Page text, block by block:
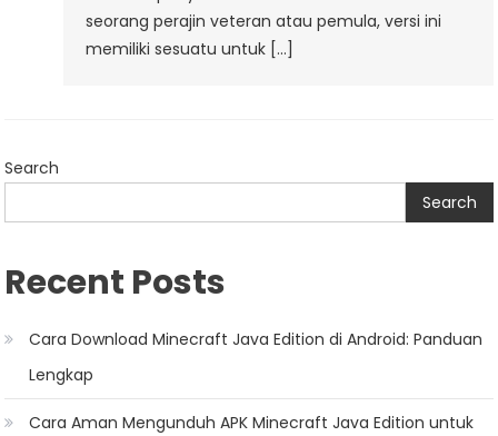
seorang perajin veteran atau pemula, versi ini
memiliki sesuatu untuk […]
Search
Search
Recent Posts
Cara Download Minecraft Java Edition di Android: Panduan
Lengkap
Cara Aman Mengunduh APK Minecraft Java Edition untuk